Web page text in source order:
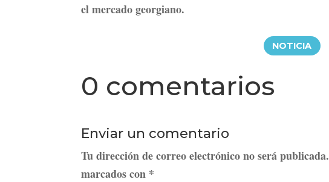
el mercado georgiano.
NOTICIA
0 comentarios
Enviar un comentario
Tu dirección de correo electrónico no será publicada.
marcados con *